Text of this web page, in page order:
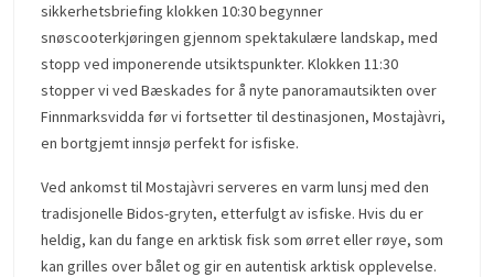
sikkerhetsbriefing klokken 10:30 begynner
snøscooterkjøringen gjennom spektakulære landskap, med
stopp ved imponerende utsiktspunkter. Klokken 11:30
stopper vi ved Bæskades for å nyte panoramautsikten over
Finnmarksvidda før vi fortsetter til destinasjonen, Mostajàvri,
en bortgjemt innsjø perfekt for isfiske.
Ved ankomst til Mostajàvri serveres en varm lunsj med den
tradisjonelle Bidos-gryten, etterfulgt av isfiske. Hvis du er
heldig, kan du fange en arktisk fisk som ørret eller røye, som
kan grilles over bålet og gir en autentisk arktisk opplevelse.